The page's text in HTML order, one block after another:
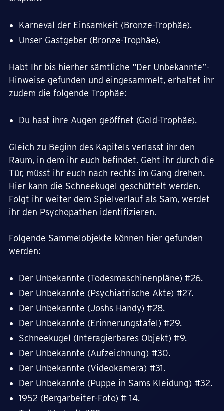
Karneval der Einsamkeit (Bronze-Trophäe).
Unser Gastgeber (Bronze-Trophäe).
Habt Ihr bis hierher sämtliche “Der Unbekannte”-
Hinweise gefunden und eingesammelt, erhaltet ihr
zudem die folgende Trophäe:
Du hast ihre Augen geöffnet (Gold-Trophäe).
Gleich zu Beginn des Kapitels verlasst ihr den
Raum, in dem ihr euch befindet. Geht ihr durch die
Tür, müsst ihr euch nach rechts im Gang drehen.
Hier kann die Schneekugel geschüttelt werden.
Folgt ihr weiter dem Spielverlauf als Sam, werdet
ihr den Psychopathen identifizieren.
Folgende Sammelobjekte können hier gefunden
werden:
Der Unbekannte (Todesmaschinenpläne) #26.
Der Unbekannte (Psychiatrische Akte) #27.
Der Unbekannte (Joshs Handy) #28.
Der Unbekannte (Erinnerungstafel) #29.
Schneekugel (Interagierbares Objekt) #9.
Der Unbekannte (Aufzeichnung) #30.
Der Unbekannte (Videokamera) #31.
Der Unbekannte (Puppe in Sams Kleidung) #32.
1952 (Bergarbeiter-Foto) # 14.